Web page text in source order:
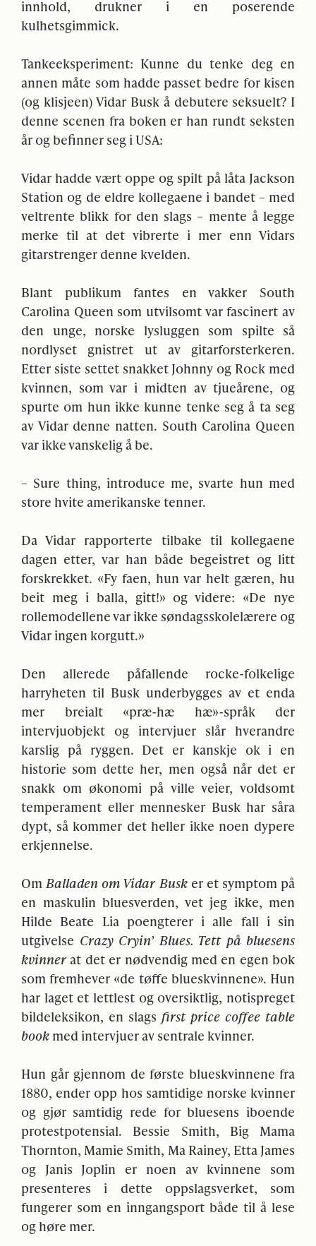
innhold, drukner i en poserende
kulhetsgimmick.
Tankeeksperiment: Kunne du tenke deg en
annen måte som hadde passet bedre for kisen
(og klisjeen) Vidar Busk å debutere seksuelt? I
denne scenen fra boken er han rundt seksten
år og befinner seg iUSA:
Vidar hadde vært oppe og spilt på låta Jackson
Station og de eldre kollegaene i bandet – med
veltrente blikk for den slags – mente å legge
merke til at det vibrerte i mer enn Vidars
gitarstrenger denne kvelden.
Blant publikum fantes en vakker South
Carolina Queen som utvilsomt var fascinert av
den unge, norske lysluggen som spilte så
nordlyset gnistret ut av gitarforsterkeren.
Etter siste settet snakket Johnny og Rock med
kvinnen, som var i midten av tjueårene, og
spurte om hun ikke kunne tenke seg å ta seg
av Vidar denne natten. South Carolina Queen
var ikke vanskelig å be.
– Sure thing, introduce me, svarte hun med
store hvite amerikanske tenner.
Da Vidar rapporterte tilbake til kollegaene
dagen etter, var han både begeistret og litt
forskrekket. «Fy faen, hun var helt gæren, hu
beit meg i balla, gitt!» og videre: «De nye
rollemodellene var ikke søndagsskolelærere og
Vidar ingen korgutt.»
Den allerede påfallende rocke-folkelige
harryheten til Busk underbygges av et enda
mer breialt «præ-hæ hæ»-språk der
intervjuobjekt og intervjuer slår hverandre
karslig på ryggen. Det er kanskje ok i en
historie som dette her, men også når det er
snakk om økonomi på ville veier, voldsomt
temperament eller mennesker Busk har såra
dypt, så kommer det heller ikke noen dypere
erkjennelse.
OmBalladen om Vidar Busker et symptom på
en maskulin bluesverden, vet jeg ikke, men
Hilde Beate Lia poengterer i alle fall i sin
utgivelse Crazy Cryin’ Blues. Tett på bluesens
kvinner at det er nødvendig med en egen bok
som fremhever «de tøffe blueskvinnene». Hun
har laget et lettlest og oversiktlig, notispreget
bildeleksikon, en slags first price coffee table
book med intervjuer av sentrale kvinner.
Hun går gjennom de første blueskvinnene fra
1880, ender opp hos samtidige norske kvinner
og gjør samtidig rede for bluesens iboende
protestpotensial. Bessie Smith, Big Mama
Thornton, Mamie Smith, Ma Rainey, Etta James
og Janis Joplin er noen av kvinnene som
presenteres i dette oppslagsverket, som
fungerer som en inngangsport både til å lese
og høre mer.